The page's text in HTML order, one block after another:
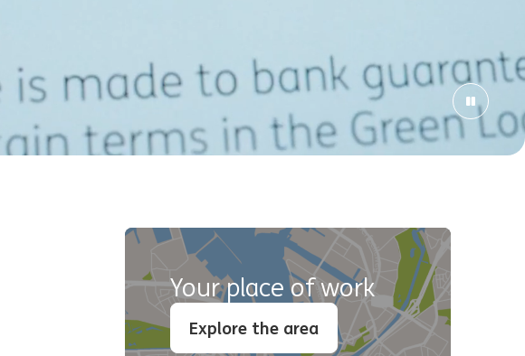
Your place of work
Explore the area